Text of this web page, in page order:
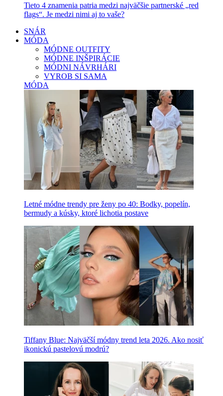
Tieto 4 znamenia patria medzi najväčšie partnerské „red
flags“. Je medzi nimi aj to vaše?
SNÁR
MÓDA
MÓDNE OUTFITY
MÓDNE INŠPIRÁCIE
MÓDNI NÁVRHÁRI
VYROB SI SAMA
MÓDA
Letné módne trendy pre ženy po 40: Bodky, popelín,
bermudy a kúsky, ktoré lichotia postave
Tiffany Blue: Najväčší módny trend leta 2026. Ako nosiť
ikonickú pastelovú modrú?